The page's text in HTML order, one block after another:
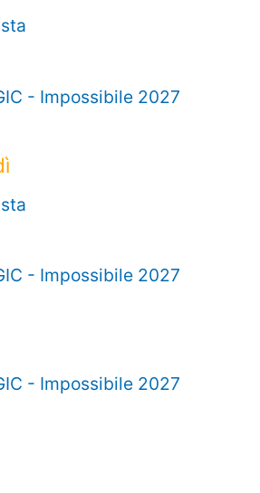
- Impossibile 2027
- Impossibile 2027
- Impossibile 2027